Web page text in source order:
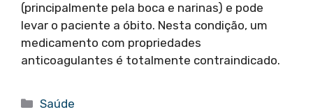
(principalmente pela boca e narinas) e pode
levar o paciente a óbito. Nesta condição, um
medicamento com propriedades
anticoagulantes é totalmente contraindicado.
Categorias
Saúde